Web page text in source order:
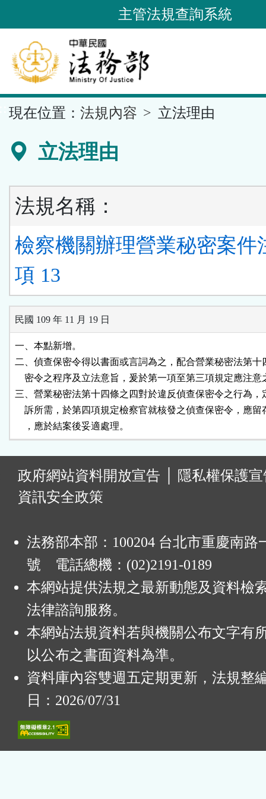
到
要
內
容
區
主管法規查詢系統
現在位置： 法規內容 立法理由
立法理由
法規名稱：
檢察機關辦理營業秘密案件
項 13
民國 109 年 11 月 19 日
一、本點新增。
二、偵查保密令得以書面或言詞為之，配合營業秘密法第
密令之程序及立法意旨，爰於第一項至第三項規定應注意
三、營業秘密法第十四條之四對於違反偵查保密令之行為
訴所需，於第四項規定檢察官就核發之偵查保密令，應
    ，應於結案後妥適處理。
政府網站資料開放宣告
隱私權保護
資訊安全政策
法務部本部：100204 台北市重慶南路
號 電話總機：(02)2191-0189
本網站提供法規之最新動態及資料檢
法律諮詢服務。
本網站法規資料若與機關公布文字有
以公布之書面資料為準。
資料庫內容雙週五定期更新，法規整
日：2026/07/31